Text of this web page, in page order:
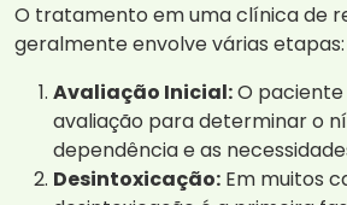
O tratamento em uma clínica de
geralmente envolve várias etapas:
Avaliação Inicial:O
avaliação para determinar o
dependência e as
Desintoxicação: Em muitos